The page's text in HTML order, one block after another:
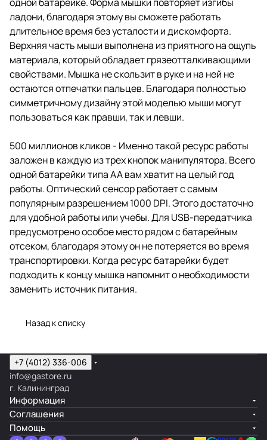
ладони, благодаря этому вы сможете работать
длительное время без усталости и дискомфорта.
Верхняя часть мыши выполнена из приятного на ощупь
материала, который обладает грязеотталкивающими
свойствами. Мышка не скользит в руке и на ней не
остаются отпечатки пальцев. Благодаря полностью
симметричному дизайну этой моделью мыши могут
пользоваться как правши, так и левши.
500 миллионов кликов - Именно такой ресурс работы
заложен в каждую из трех кнопок манипулятора. Всего
одной батарейки типа АА вам хватит на целый год
работы. Оптический сенсор работает с самым
популярным разрешением 1000 DPI. Этого достаточно
для удобной работы или учебы. Для USB-передатчика
предусмотрено особое место рядом с батарейным
отсеком, благодаря этому он не потеряется во время
транспортировки. Когда ресурс батарейки будет
подходить к концу мышка напомнит о необходимости
заменить источник питания.
Назад к списку
+7 (4012) 336-006
info@gastore.ru
г. Калининград
Информация
Соглашения
Помощь